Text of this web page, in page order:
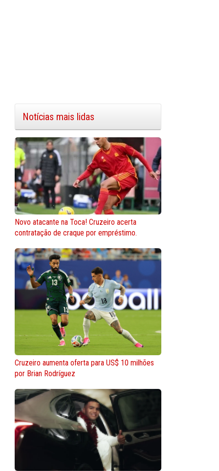
Notícias mais lidas
Novo atacante na Toca! Cruzeiro acerta
contratação de craque por empréstimo.
Cruzeiro aumenta oferta para US$ 10 milhões
por Brian Rodríguez